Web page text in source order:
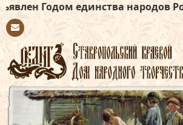
единства народов России
tact